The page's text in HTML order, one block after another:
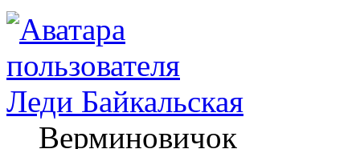
Леди Байкальская
Верминовичок